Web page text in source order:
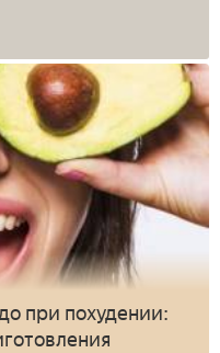
при похудении: